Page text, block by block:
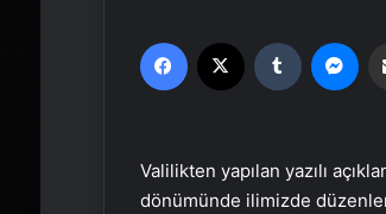
Facebook Tumblr
Valilikten yapılan yazılı
dönümünde ilimizde